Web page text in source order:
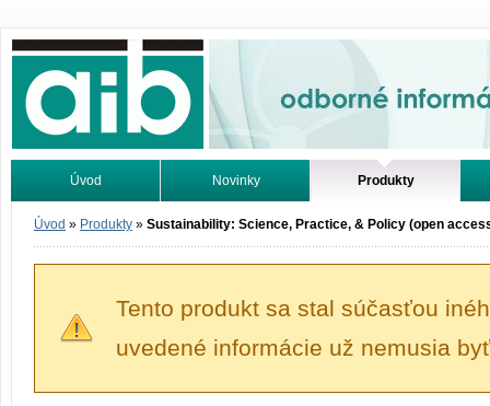
Odborné informácie. Online.
Úvod Novinky Produkty
Vyhľadávanie Tutoriály
Úvod » Produkty » Sustainability: Science, Practice, & Policy (open
Tento produkt sa stal súčasťou
uvedené informácie už nemusia